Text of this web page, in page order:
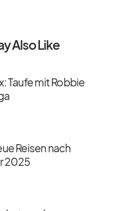
Also Like
Taufe mit Robbie
Reisen nach
2025